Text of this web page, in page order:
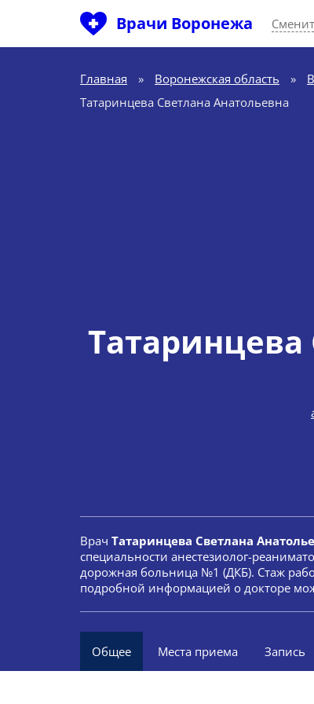
Врачи Воронежа
Главная » Воронежская область »
Татаринцева Светлана Анатольевна
Татаринцева
Врач Татаринцева Светлана
специальности анестезиолог-
дорожная больница №1 (ДКБ). Стаж
подробной информацией о докторе
Общее Места приема Запись